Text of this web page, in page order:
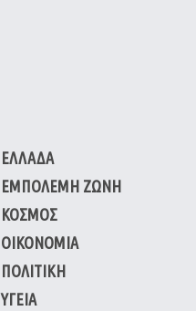
ΕΛΛΑΔΑ
ΕΜΠΟΛΕΜΗ ΖΩΝΗ
ΚΟΣΜΟΣ
ΟΙΚΟΝΟΜΙΑ
ΠΟΛΙΤΙΚΗ
ΥΓΕΙΑ